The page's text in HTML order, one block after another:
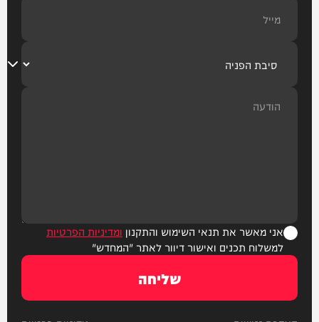
אני מאשר את תנאי השימוש והתקנון ומדיניות הפרטיות
למשלוח תכנים ואישור דיוור לאתר "המחדש"
שליחה